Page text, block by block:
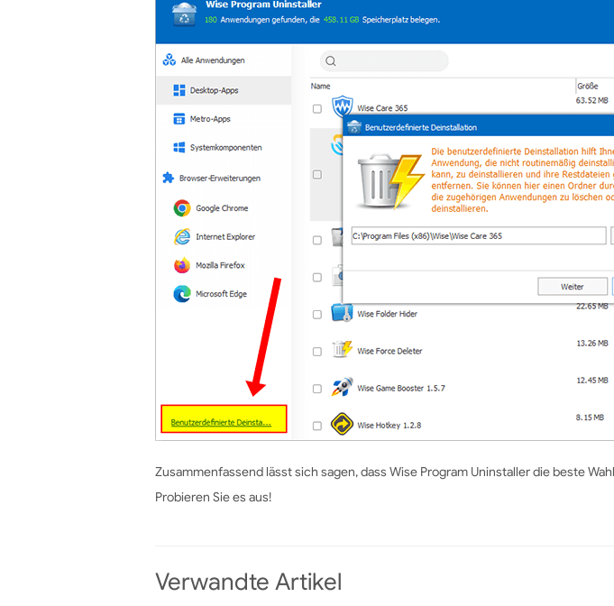
Zusammenfassend lässt sich sagen, dass Wise Program Uninstaller die beste
Probieren Sie es aus!
Verwandte Artikel